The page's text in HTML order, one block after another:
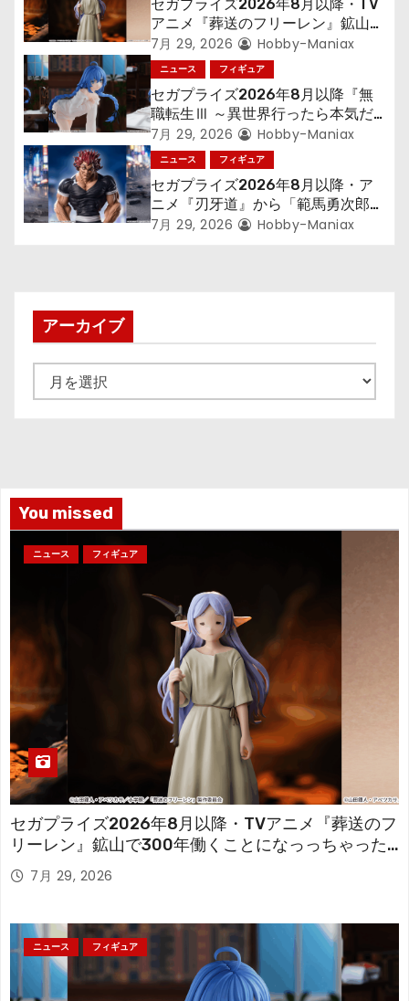
シ
ョ
ン
セガプライズ2026年8月以降・TV
アニメ『葬送のフリーレン』鉱山で
300年働くことになっっちゃった
「フリーレン」を立体化！
7月 29, 2026 Hobby-Maniax
ニュース フィギュア
セガプライズ2026年8月以降『無
職転生Ⅲ ～異世界行ったら本気だ
す～』から「ロキシー」のフィギュ
アが登場！
7月 29, 2026 Hobby-Maniax
ニュース フィギュア
セガプライズ2026年8月以降・ア
ニメ『刃牙道』から「範馬勇次郎」
が登場ッッ!!
7月 29, 2026 Hobby-Maniax
アーカイブ
ー
You missed
ニュース フィギュア
セガプライズ2026年8月以降・TVアニメ『葬送のフ
リーレン』鉱山で300年働くことになっっちゃった
「フリーレン」を立体化！
7月 29, 2026
ニュース フィギュア